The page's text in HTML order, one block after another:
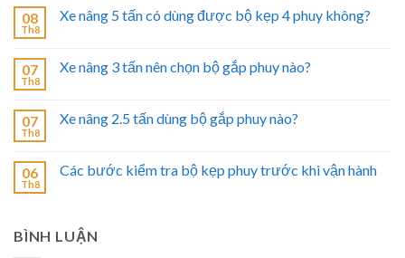
08
Th8
Xe nâng 5 tấn có dùng được bộ kẹp 4 phuy không?
07
Th8
Xe nâng 3 tấn nên chọn bộ gắp phuy nào?
07
Th8
Xe nâng 2.5 tấn dùng bộ gắp phuy nào?
06
Th8
Các bước kiểm tra bộ kẹp phuy trước khi vận hành
BÌNH LUẬN